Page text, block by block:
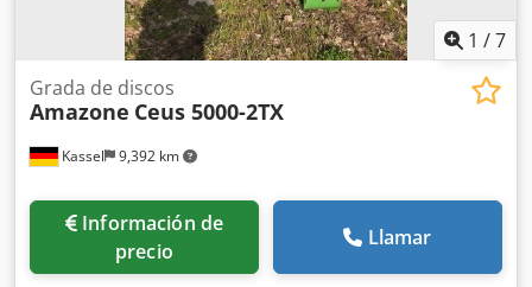
1 /7
Kassel 9,392 km
Grada de discos
Amazone Ceus 5000-2TX
Información de
precio
Llamar